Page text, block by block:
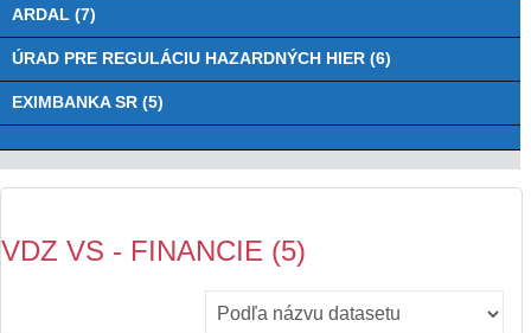
ARDAL (7)
ÚRAD PRE REGULÁCIU HAZARDNÝCH HIER (6)
EXIMBANKA SR (5)
VDZ VS - FINANCIE (5)